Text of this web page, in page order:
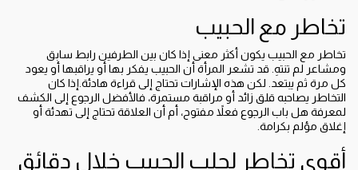
تخاطر مع الحبيب
تخاطر مع الحبيب يكون أكثر معنى إذا كان بين الطرفين رابط سابق
ومشاعر لم تنتهِ. قد تشعر المرأة أن الحبيب يفكر بها أو يراقبها أو يعود
كل مرة ثم يبتعد. لكن هذه الإشارات تحتاج إلى قراءة هادئة.إذا كان
التخاطر يصاحبه قلق زائد أو مراقبة مستمرة، فالأفضل الرجوع إلى الكشف
لمعرفة هل باب الرجوع فعلاً مفتوح، أم أن العلاقة تحتاج إلى تهدئة أو
إغلاق مؤلم بكرامة.
أقوى تخاطر لجلب الحبيب خلال دقائق